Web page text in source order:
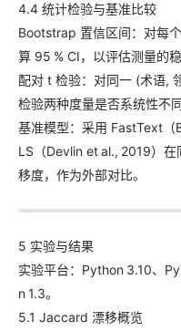
4.4 统计检验与基准比较
Bootstrap 置信区间：对每
算 95 % CI，以评估测量的稳
配对 t 检验：对同一 (术语,
检验两种度量是否系统性不同
基准模型：采用 FastText（
LS（Devlin et al., 2019）
移度，作为外部对比。
5 实验与结果
实验平台：Python 3.10、
n 1.3。
5.1 Jaccard 漂移概览